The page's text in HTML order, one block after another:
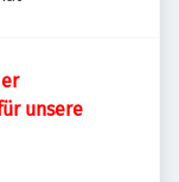
unsere